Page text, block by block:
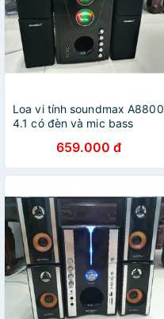
Loa vi tính soundmax A8800
4.1 có đèn và mic bass
sử dụng- màu ngẫu nhiên
659.000 đ